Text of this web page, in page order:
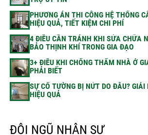
PHƯƠNG ÁN THI CÔNG HỆ THỐNG
HIỆU QUẢ, TIẾT KIỆM CHI PHÍ
4 ĐIỀU CẦN TRÁNH KHI SỬA CHỮA
BẢO THỊNH KHÍ TRONG GIA ĐẠO
3+ ĐIỀU KHI CHỐNG THẤM NHÀ Ở
PHẢI BIẾT
SỰ CỐ TƯỜNG BỊ NỨT DO ĐÂU?
HIỆU QUẢ
ĐỘI NGŨ NHÂN SỰ